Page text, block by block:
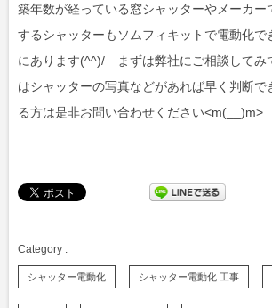
築年数が経っている窓シャッターやメーカー
するシャッターもソムフィキットで電動化で
にあります(^^)/ まずは弊社にご相談してみ
はシャッターの写真などがあれば早く判断で
る方は是非お問い合わせください<m(__)m>
シャッター電動化 シャッター電動化 工事